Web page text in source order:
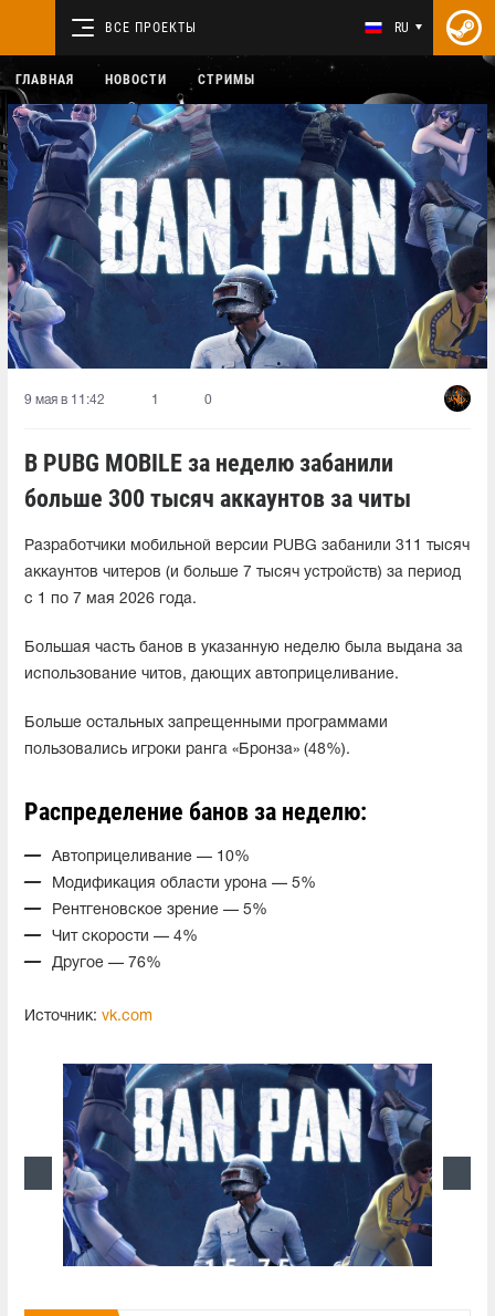
ВСЕ ПРОЕКТЫ RU
ГЛАВНАЯ НОВОСТИ СТРИМЫ
9 мая в 11:42 1 0
В PUBG MOBILE за неделю забанили
больше 300 тысяч аккаунтов за читы
Разработчики мобильной версии PUBG забанили 311 тысяч
аккаунтов читеров (и больше 7 тысяч устройств) за период
с 1 по 7 мая 2026 года.
Большая часть банов в указанную неделю была выдана за
использование читов, дающих автоприцеливание.
Больше остальных запрещенными программами
пользовались игроки ранга «Бронза» (48%).
Распределение банов за неделю:
Автоприцеливание — 10%
Модификация области урона — 5%
Рентгеновское зрение — 5%
Чит скорости — 4%
Другое — 76%
Источник: vk.com